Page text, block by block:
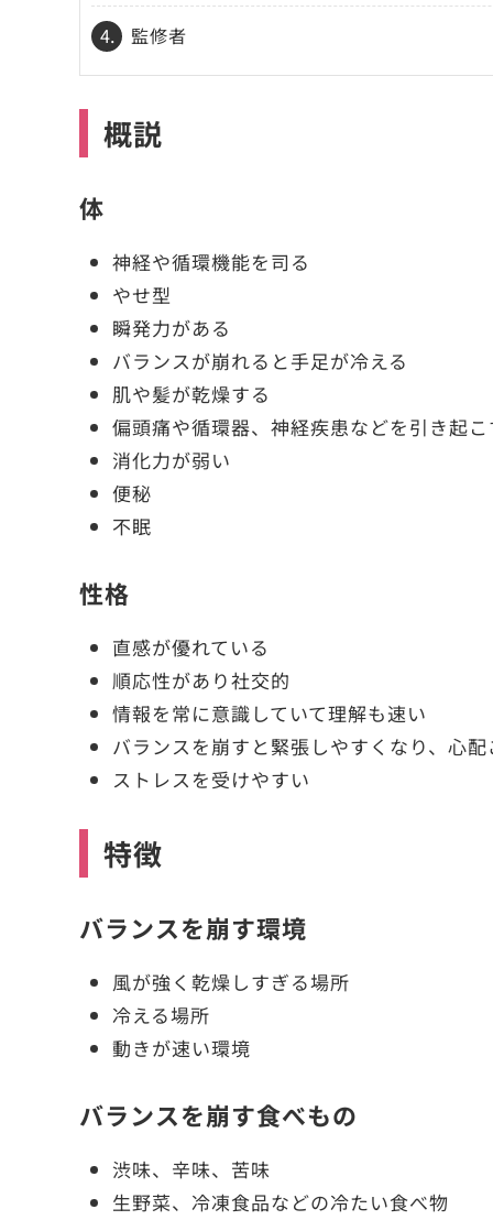
4. 監修者
概説
体
神経や循環機能を司る
やせ型
瞬発力がある
バランスが崩れると手足が冷える
肌や髪が乾燥する
偏頭痛や循環器、神経疾患などを引き起
消化力が弱い
便秘
不眠
性格
直感が優れている
順応性があり社交的
情報を常に意識していて理解も速い
バランスを崩すと緊張しやすくなり、心
ストレスを受けやすい
特徴
バランスを崩す環境
風が強く乾燥しすぎる場所
冷える場所
動きが速い環境
バランスを崩す食べもの
渋味、辛味、苦味
生野菜、冷凍食品などの冷たい食べ物